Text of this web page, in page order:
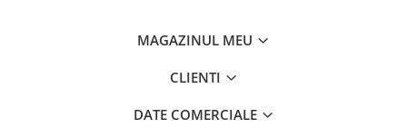
MAGAZINUL MEU
CLIENTI
DATE COMERCIALE